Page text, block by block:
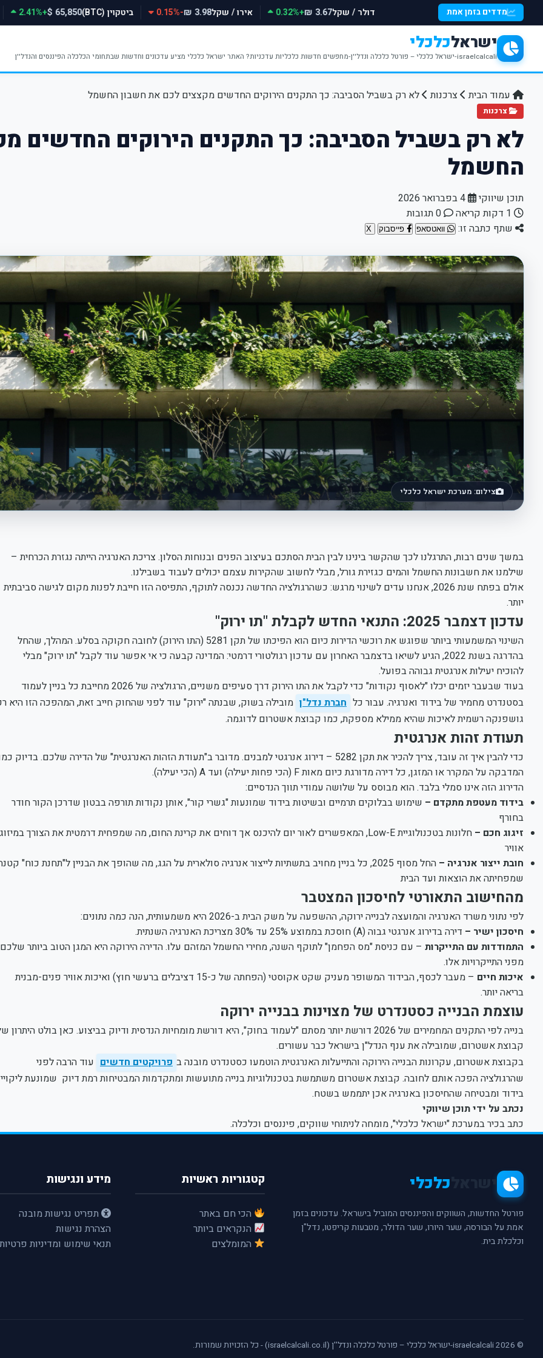
מדדים בזמן אמת דולר / שקל3.67 ₪
+0.32% אירו / שקל3.98 ₪
-0.15% ביטקוין (BTC) 65,850 $
+2.41%
ישראלכלכלי
israelcalcali-ישראל כלכלי – פורטל כלכלה ונדל''ן-מחפשים חדשות כלכליות עדכניות? האתר ישראל כלכלי מציע עדכונים וחדשות שבתחומי הכלכלה הפיננסים והנדל''ן
עמוד הבית צרכנות לא רק בשביל הסביבה: כך התקנים הירוקים החדשים מקצצים לכם את חשבון החשמל
צרכנות
לא רק בשביל הסביבה: כך התקנים הירוקים החדשים
החשמל
תוכן שיווקי
שתף כתבה זו:
וואטסאפ פייסבוק
צילום: מערכת ישראל כלכלי
במשך שנים רבות, התרגלנו לכך שהקשר בינינו לבין הבית הסתכם בעיצוב הפנים ובנוחות הסלון. צריכת האנרגיה הייתה נגזרת הכרחית –
שילמנו את חשבונות החשמל והמים כגזירת גורל, מבלי לחשוב שהקירות עצמם יכולים לעבוד בשבילנו.
אולם בפתח שנת 2026, אנחנו עדים לשינוי מרגש: כשהרגולציה החדשה נכנסה לתוקף, התפיסה הזו חייבת לפנות מקום לגישה סביבתית
יותר.
עדכון דצמבר 2025: התנאי החדש לקבלת "תו ירוק"
השינוי המשמעותי ביותר שפוגש את רוכשי הדירות כיום הוא הפיכתו של תקן 5281 (התו הירוק) לחובה חקוקה בסלע. המהלך, שהחל
בהדרגה בשנת 2022, הגיע לשיאו בדצמבר האחרון עם עדכון רגולטורי דרמטי: המדינה קבעה כי אי אפשר עוד לקבל "תו ירוק" מבלי
להוכיח יעילות אנרגטית גבוהה בפועל.
בעוד שבעבר יזמים יכלו "לאסוף נקודות" כדי לקבל את התו הירוק דרך סעיפים משניים, הרגולציה של 2026 מחייבת כל בניין לעמוד
בסטנדרט מחמיר של בידוד ואנרגיה. עבור כל חברת נדל"ן מובילה בשוק, שבנתה "ירוק" עוד לפני שהחוק חייב זאת, המהפכה הזו היא
גושפנקה רשמית לאיכות שהיא ממילא מספקת, כמו קבוצת אשטרום לדוגמה.
תעודת זהות אנרגטית
כדי להבין איך זה עובד, צריך להכיר את תקן 5282 – דירוג אנרגטי למבנים. מדובר ב"תעודת הזהות האנרגטית" של הדירה שלכם. בדיוק
המדבקה על המקרר או המזגן, כל דירה מדורגת כיום מאות F (הכי פחות יעילה) ועד A (הכי יעילה).
הדירוג הזה אינו סמלי בלבד. הוא מבוסס על שלושה עמודי תווך הנדסיים:
בידוד מעטפת מתקדם – שימוש בבלוקים תרמיים ובשיטות בידוד שמונעות "גשרי קור", אותן נקודות תורפה בבטון שדרכן הקור חודר
בחורף
זיגוג חכם –
חלונות בטכנולוגיית Low-E, המאפשרים לאור יום להיכנס אך דוחים את קרינת החום, מה שמפחית דרמטית את הצורך במיזוג
אוויר
חובת ייצור אנרגיה –
החל מסוף 2025, כל בניין מחויב בתשתיות לייצור אנרגיה סולארית על הגג, מה שהופך את הבניין ל"תחנת כוח"
שמפחיתה את הוצאות ועד הבית
מהחישוב התאורטי לחיסכון המצטבר
לפי נתוני משרד האנרגיה והמועצה לבנייה ירוקה, ההשפעה על משק הבית ב-2026 היא משמעותית, הנה כמה נתונים:
חיסכון ישיר – דירה בדירוג אנרגטי גבוה (A) חוסכת בממוצע 25% עד 30% מצריכת האנרגיה השנתית.
התמודדות עם התייקרות – עם כניסת "מס הפחמן" לתוקף השנה, מחירי החשמל המזהם עלו. הדירה הירוקה היא המגן הטוב ביותר שלכם
מפני התייקרויות אלו.
איכות חיים
– מעבר לכסף, הבידוד המשופר מעניק שקט אקוסטי (הפחתה של כ-15 דציבלים ברעשי חוץ) ואיכות אוויר פנים-מבנית
בריאה יותר.
עוצמת הבנייה כסטנדרט של מצוינות בבנייה ירוקה
בנייה לפי התקנים המחמירים של 2026 דורשת יותר מסתם "לעמוד בחוק", היא דורשת מומחיות הנדסית ודיוק בביצוע. כאן בולט היתרון
קבוצת אשטרום, שמובילה את ענף הנדל"ן בישראל כבר עשורים.
בקבוצת אשטרום, עקרונות הבנייה הירוקה והתייעלות האנרגטית הוטמעו כסטנדרט מובנה ב פרויקטים חדשים עוד הרבה לפני
שהרגולציה הפכה אותם לחובה. קבוצת אשטרום משתמשת בטכנולוגיות בנייה מתועשות ומתקדמות המבטיחות רמת דיוק שמונעת ליקויי
בידוד ומבטיחה שהחיסכון באנרגיה אכן יתממש בשטח.
נכתב על ידי תוכן שיווקי
כתב בכיר במערכת "ישראל כלכלי", מומחה לניתוחי שווקים, פיננסים וכלכלה.
כלכלי
פורטל החדשות, השווקים והפיננסים המוביל בישראל. עדכונים בזמן
אמת על הבורסה, שער היורו, שער הדולר, מטבעות קריפטו, נדל"ן
וכלכלת בית.
קטגוריות ראשיות
הכי חם באתר
הנקראים ביותר
המומלצים
מידע ונגישות
תפריט נגישות מובנה
הצהרת נגישות
תנאי שימוש ומדיניות
© 2026 israelcalcali-ישראל כלכלי – פורטל כלכלה ונדל''ן (israelcalcali.co.il) - כל הזכויות שמורות.